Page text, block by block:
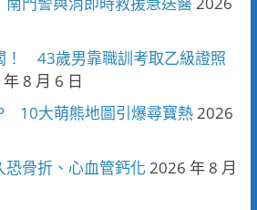
！ 43歲男靠職訓考取乙級證照
8 月 6 日
10大萌熊地圖引爆尋寶熱 2026
骨折、心血管鈣化 2026 年 8 月